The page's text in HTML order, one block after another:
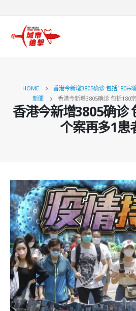
HOME
香港今新增3805确诊 包括180宗
新聞
香港今新增3805确诊 包括180
香港今新增3805确诊
个案再多1患